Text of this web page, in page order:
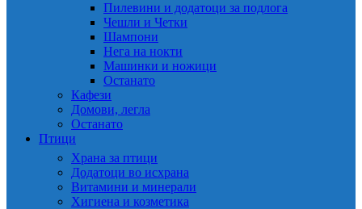
Пилевини и додатоци за подлога
Чешли и Четки
Шампони
Нега на нокти
Машинки и ножици
Останато
Кафези
Домови, легла
Останато
Птици
Храна за птици
Додатоци во исхрана
Витамини и минерали
Хигиена и козметика